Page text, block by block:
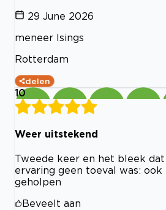
29 June 2026
meneer Isings
Rotterdam
delen
10
Weer uitstekend
Tweede keer en het bleek
ervaring geen toeval was:
geholpen
Beveelt aan